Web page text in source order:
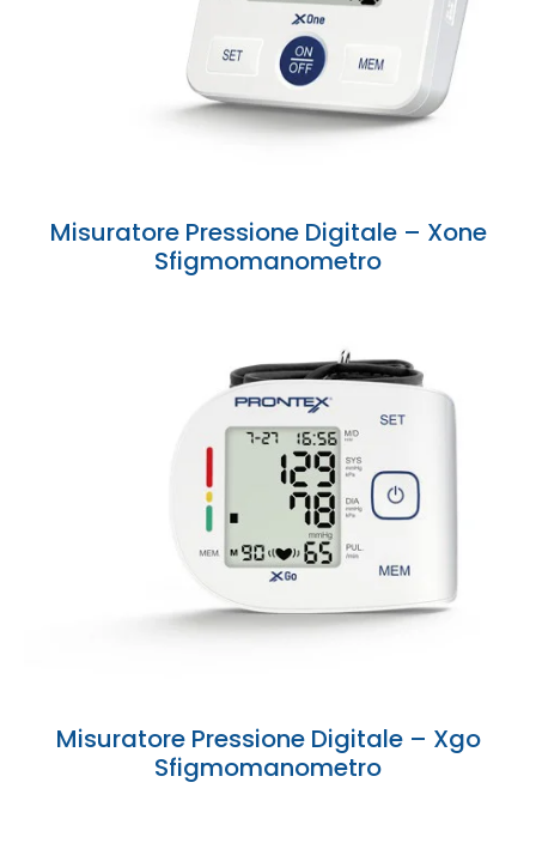
Misuratore Pressione Digitale – Xone
Sfigmomanometro
Misuratore Pressione Digitale – Xgo
Sfigmomanometro